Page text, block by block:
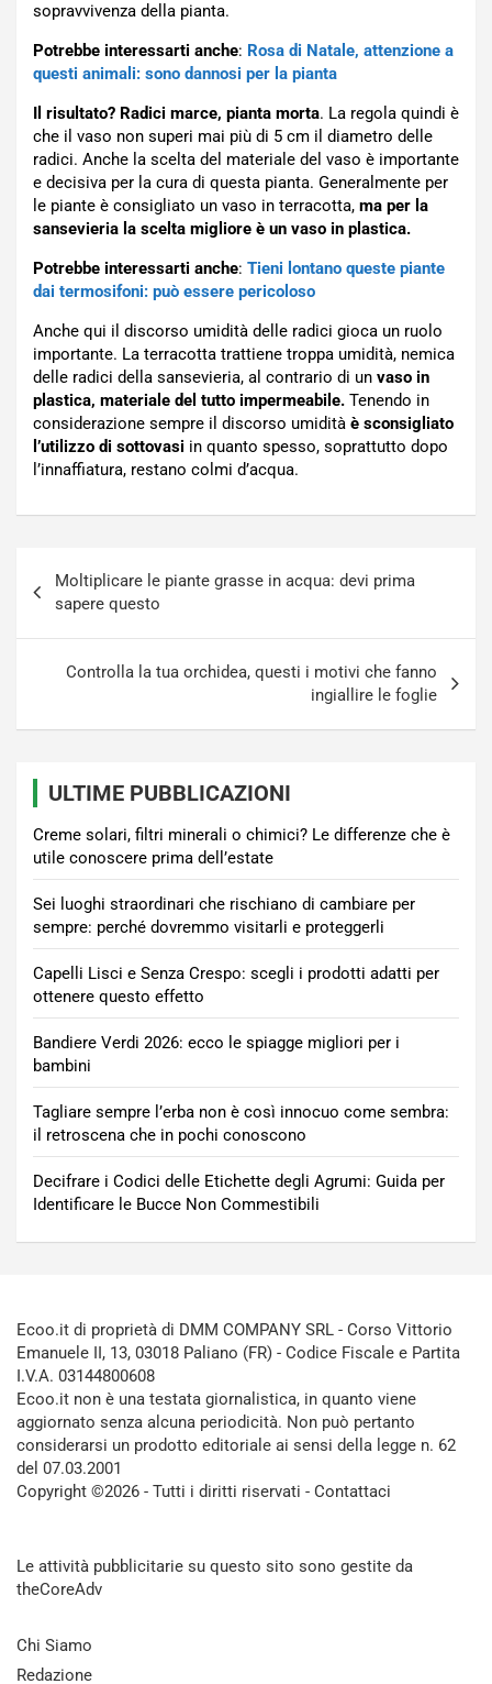
sopravvivenza della pianta.
Potrebbe interessarti anche: Rosa di Natale, attenzione a
questi animali: sono dannosi per la pianta
Il risultato? Radici marce, pianta morta. La regola quindi è
che il vaso non superi mai più di 5 cm il diametro delle
radici. Anche la scelta del materiale del vaso è importante
e decisiva per la cura di questa pianta. Generalmente per
le piante è consigliato un vaso in terracotta, ma per la
sansevieria la scelta migliore è un vaso in plastica.
Potrebbe interessarti anche: Tieni lontano queste piante
dai termosifoni: può essere pericoloso
Anche qui il discorso umidità delle radici gioca un ruolo
importante. La terracotta trattiene troppa umidità, nemica
delle radici della sansevieria, al contrario di un vaso in
plastica, materiale del tutto impermeabile. Tenendo in
considerazione sempre il discorso umidità è sconsigliato
l’utilizzo di sottovasi in quanto spesso, soprattutto dopo
l’innaffiatura, restano colmi d’acqua.
articoli
Moltiplicare le piante grasse in acqua: devi prima
sapere questo
Controlla la tua orchidea, questi i motivi che fanno
ingiallire le foglie
ULTIME PUBBLICAZIONI
Creme solari, filtri minerali o chimici? Le differenze che è
utile conoscere prima dell’estate
Sei luoghi straordinari che rischiano di cambiare per
sempre: perché dovremmo visitarli e proteggerli
Capelli Lisci e Senza Crespo: scegli i prodotti adatti per
ottenere questo effetto
Bandiere Verdi 2026: ecco le spiagge migliori per i
bambini
Tagliare sempre l’erba non è così innocuo come sembra:
il retroscena che in pochi conoscono
Decifrare i Codici delle Etichette degli Agrumi: Guida per
Identificare le Bucce Non Commestibili
Ecoo.it di proprietà di DMM COMPANY SRL - Corso Vittorio
Emanuele II, 13, 03018 Paliano (FR) - Codice Fiscale e Partita
I.V.A. 03144800608
Ecoo.it non è una testata giornalistica, in quanto viene
aggiornato senza alcuna periodicità. Non può pertanto
considerarsi un prodotto editoriale ai sensi della legge n. 62
del 07.03.2001
Copyright ©2026 - Tutti i diritti riservati - Contattaci
Le attività pubblicitarie su questo sito sono gestite da
theCoreAdv
Chi Siamo
Redazione